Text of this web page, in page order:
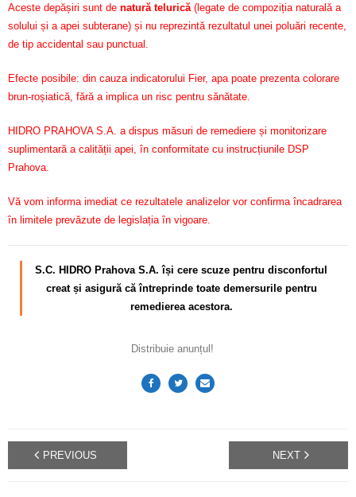
Aceste depășiri sunt de natură telurică (legate de compoziția naturală a
solului și a apei subterane) și nu reprezintă rezultatul unei poluări recente,
de tip accidental sau punctual.
Efecte posibile: din cauza indicatorului Fier, apa poate prezenta colorare
brun-roșiatică, fără a implica un risc pentru sănătate.
HIDRO PRAHOVA S.A. a dispus măsuri de remediere și monitorizare
suplimentară a calității apei, în conformitate cu instrucțiunile DSP
Prahova.
Vă vom informa imediat ce rezultatele analizelor vor confirma încadrarea
în limitele prevăzute de legislația în vigoare.
S.C. HIDRO Prahova S.A. își cere scuze pentru disconfortul
creat și asigură că întreprinde toate demersurile pentru
remedierea acestora.
Distribuie anunțul!
PREVIOUS NEXT